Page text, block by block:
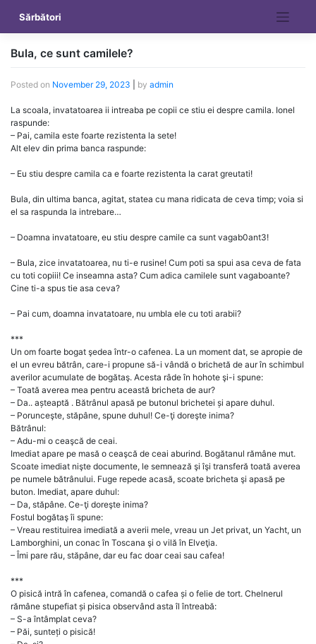
content
Sărbători
Bula, ce sunt camilele?
Posted on November 29, 2023 by admin
La scoala, invatatoarea ii intreaba pe copii ce stiu ei despre camila. Ionel
raspunde:
– Pai, camila este foarte rezistenta la sete!
Alt elev din prima banca raspunde:
– Eu stiu despre camila ca e foarte rezistenta la carat greutati!
Bula, din ultima banca, agitat, statea cu mana ridicata de ceva timp; voia si
el sa raspunda la intrebare…
– Doamna invatatoare, eu stiu despre camile ca sunt vagab0ant3!
– Bula, zice invatatoarea, nu ti-e rusine! Cum poti sa spui asa ceva de fata
cu toti copiii! Ce inseamna asta? Cum adica camilele sunt vagaboante?
Cine ti-a spus tie asa ceva?
– Pai cum, doamna invatatoare, nu umbla ele cu toti arabii?
***
Un om foarte bogat şedea într-o cafenea. La un moment dat, se apropie de
el un evreu bătrân, care-i propune să-i vândă o brichetă de aur în schimbul
averilor acumulate de bogătaş. Acesta râde în hohote şi-i spune:
– Toată averea mea pentru această bricheta de aur?
– Da.. așteaptă . Bătrânul apasă pe butonul brichetei și apare duhul.
– Porunceşte, stăpâne, spune duhul! Ce-ţi doreşte inima?
Bătrânul:
– Adu-mi o ceaşcă de ceai.
Imediat apare pe masă o ceaşcă de ceai aburind. Bogătanul rămâne mut.
Scoate imediat nişte documente, le semnează şi îşi transferă toată averea
pe numele bătrânului. Fuge repede acasă, scoate bricheta şi apasă pe
buton. Imediat, apare duhul:
– Da, stăpâne. Ce-ţi doreşte inima?
Fostul bogătaş îi spune:
– Vreau restituirea imediată a averii mele, vreau un Jet privat, un Yacht, un
Lamborghini, un conac în Toscana şi o vilă în Elveţia.
– Îmi pare rău, stăpâne, dar eu fac doar ceai sau cafea!
***
O pisică intră în cafenea, comandă o cafea și o felie de tort. Chelnerul
rămâne stupefiat și pisica observând asta îl întreabă:
– S-a întâmplat ceva?
– Păi, sunteți o pisică!